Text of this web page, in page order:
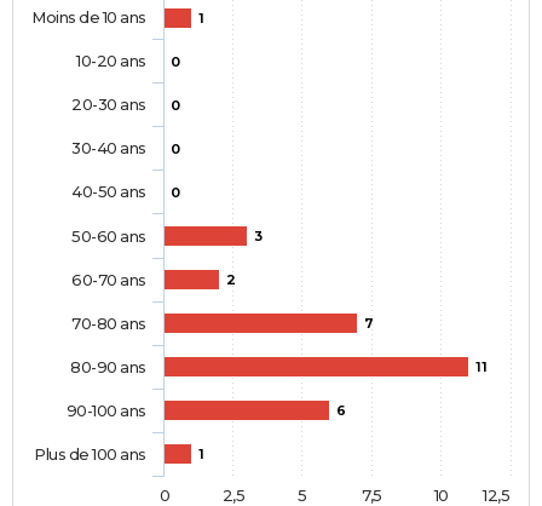
1
0
0
0
0
3
2
7
11
6
1
Moins de 10 ans
10-20 ans
20-30 ans
30-40 ans
40-50 ans
50-60 ans
60-70 ans
70-80 ans
80-90 ans
90-100 ans
Plus de 100 ans
0 10
2,5 5 7,5 12,5